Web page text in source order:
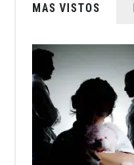
MAS VISTOS